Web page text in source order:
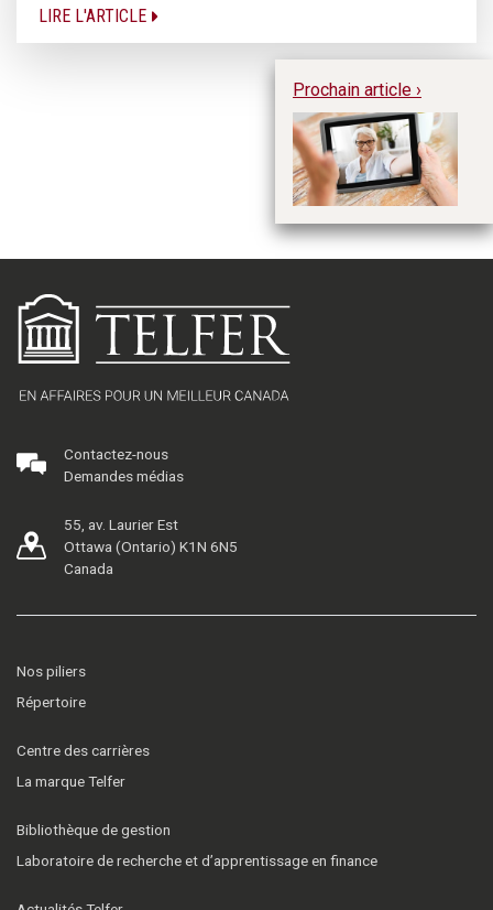
LIRE L'ARTICLE
Prochain article ›
Contactez-nous
Demandes médias
55, av. Laurier Est
Ottawa (Ontario) K1N 6N5
Canada
Nos piliers
Répertoire
Centre des carrières
La marque Telfer
Bibliothèque de gestion
Laboratoire de recherche et d’apprentissage en finance